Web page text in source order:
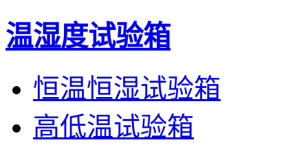
温湿度试验箱
恒温恒湿试验箱
高低温试验箱